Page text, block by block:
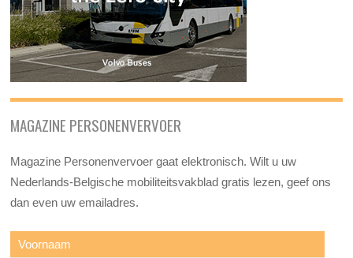
MAGAZINE PERSONENVERVOER
Magazine Personenvervoer gaat elektronisch. Wilt u uw
Nederlands-Belgische mobiliteitsvakblad gratis lezen, geef ons
dan even uw emailadres.